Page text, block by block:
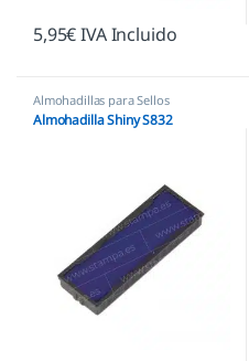
5,95€IVA Incluido
Almohadillas para Sellos
Automáticos ,Almohadillas Shiny
Almohadilla Shiny S832